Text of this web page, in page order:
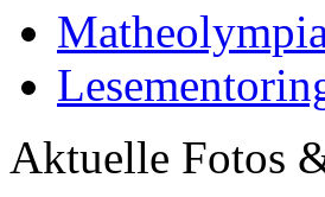
Aktuelle Fotos